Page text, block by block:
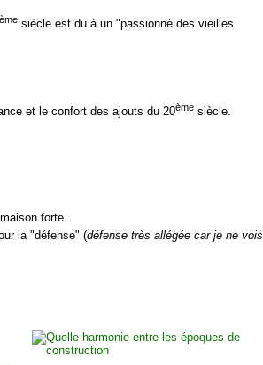
ème siècle est du à un "passionné des vieilles
et le confort des ajouts du 20ème siècle.
forte.
la "défense" (défense très allégée car je ne vois